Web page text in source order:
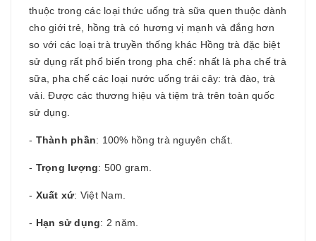
thuộc trong các loại thức uống trà sữa quen thuộc dành
cho giới trẻ, hồng trà có hương vị mạnh và đắng hơn
so với các loại trà truyền thống khác Hồng trà đặc biệt
sử dụng rất phổ biến trong pha chế: nhất là pha chế trà
sữa, pha chế các loại nước uống trái cây: trà đào, trà
vải. Được các thương hiệu và tiệm trà trên toàn quốc
sử dụng.
- Thành phần: 100% hồng trà nguyên chất.
- Trọng lượng: 500 gram.
- Xuất xứ: Việt Nam.
- Hạn sử dụng: 2 năm.